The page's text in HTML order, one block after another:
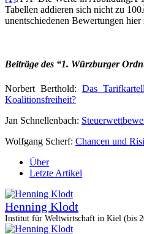
Tabellen addieren sich nicht zu
unentschiedenen Bewertungen
Beiträge des “1. Würzburger
Norbert Berthold: Das
Koalitionsfreiheit?
Jan Schnellenbach:
Wolfgang Scherf: Chancen und
Über
Letzte Artikel
Henning Klodt
Institut für Weltwirtschaft in Kiel (bis